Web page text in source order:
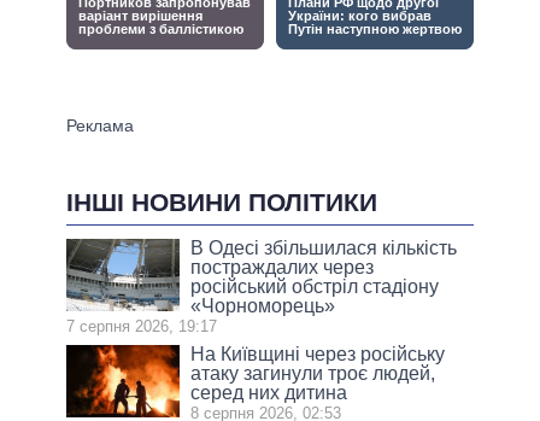
ІНШІ НОВИНИ ПОЛІТИКИ
В Одесі збільшилася кількість
постраждалих через
російський обстріл стадіону
«Чорноморець»
7 серпня 2026, 19:17
На Київщині через російську
атаку загинули троє людей,
серед них дитина
8 серпня 2026, 02:53